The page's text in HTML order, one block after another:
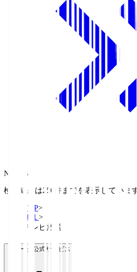
NHK BS
検索結果は250件までを表示しています
TOP>
Ｊ１ >
テレビ放送
Ｊリーグ公式サービス